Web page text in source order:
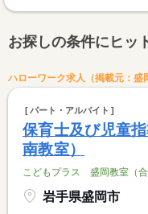
お探しの条件にヒッ
ハローワーク求人（掲載元：盛
パート・アルバイト
保育士及び児童
南教室）
こどもプラス 盛岡教室（合
岩手県盛岡市